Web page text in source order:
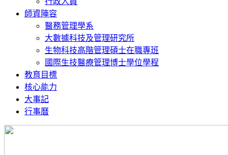
師資陣容
醫務管理學系
大數據科技及管理研究所
生物科技高階管理碩士在職專班
國際生技醫療管理博士學位學程
教育目標
核心能力
大事記
行事曆